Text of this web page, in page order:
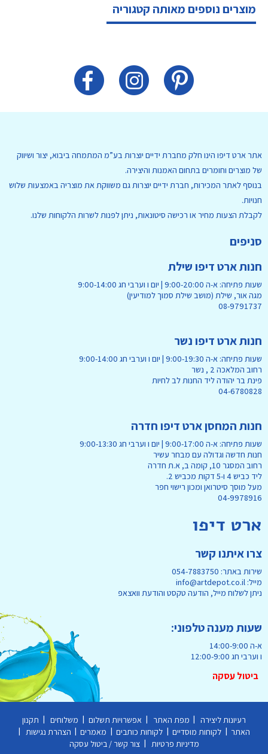
מוצרים נוספים מאותה קטגוריה
אתר ארט דיפו הינו חלק מחברת ידיים יוצרות בע”מ המתמחה ביבוא, יצור ושיווק
של מוצרים וחומרים בתחום האמנות והיצירה.
בנוסף לאתר המכירות, חברת ידיים יוצרות גם משווקת את מוצריה באמצעות שלוש
חנויות.
לקבלת הצעות מחיר או רכישה סיטונאות, ניתן לפנות לשרות הלקוחות שלנו.
סניפים
חנות ארט דיפו שילת
שעות פתיחה: א-ה 9:00-20:00 | יום ו וערבי חג 9:00-14:00
מגה אור, שילת (מושב שילת סמוך למודיעין)
08-9791737
חנות ארט דיפו נשר
שעות פתיחה: א-ה 9:00-19:30 | יום ו וערבי חג 9:00-14:00
רחוב המלאכה 2 , נשר
פינת בר יהודה ליד החנות לב לחיות
04-6780828
חנות המחסן ארט דיפו חדרה
שעות פתיחה: א-ה 9:00-17:00 | יום ו וערבי חג 9:00-13:30
חנות חדשה וגדולה עם מבחר עשיר
רחוב המסגר 10, קומה ב, א.ת חדרה
ליד כביש 4 ו-5 דקות מכביש 2.
מעל מוסך סיטרואן ומכון רישוי חפר
04-9978916
ארט דיפו
צרו איתנו קשר
שירות באתר: 054-7883750
מייל: info@artdepot.co.il
ניתן לשלוח מייל, הודעה טקסט והודעת וואצאפ
שעות מענה טלפוני:
א-ה 14:00-9:00
ו וערבי חג 12:00-9:00
ביטול עסקה
רעיונות ליצירה | מפת האתר | אפשרויות תשלום | משלוחים | תקנון
האתר | לקוחות מוסדיים | לקוחות כותבים | מאמרים | הצהרת נגישות |
מדיניות פרטיות | צור קשר / ביטול עסקה